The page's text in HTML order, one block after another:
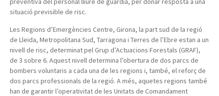
situació previsible de risc.
Les Regions d’Emergències Centre, Girona, la part sud de la regió
de Lleida, Metropolitana Sud, Tarragona i Terres de l’Ebre estan a un
nivell de risc, determinat pel Grup d’Actuacions Forestals (GRAF),
de 3 sobre 6. Aquest nivell determina l’obertura de dos parcs de
bombers voluntaris a cada una de les regions i, també, el reforç de
dos parcs professionals de la regió. A més, aquetes regions també
han de garantir l’operativitat de les Unitats de Comandament